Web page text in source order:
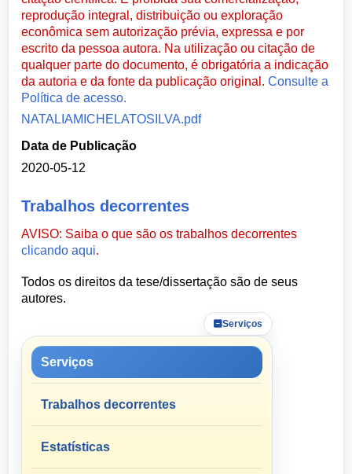
reprodução integral, distribuição ou exploração
econômica sem autorização prévia, expressa e por
escrito da pessoa autora. Na utilização ou citação de
qualquer parte do documento, é obrigatória a indicação
da autoria e da fonte da publicação original.Consulte a
Política de acesso.
NATALIAMICHELATOSILVA.pdf
Data de Publicação
2020-05-12
Trabalhos decorrentes
AVISO: Saiba o que são os trabalhos decorrentes
clicando aqui.
Todos os direitos da tese/dissertação são de seus
autores.
Serviços
Serviços
Trabalhos decorrentes
Estatísticas